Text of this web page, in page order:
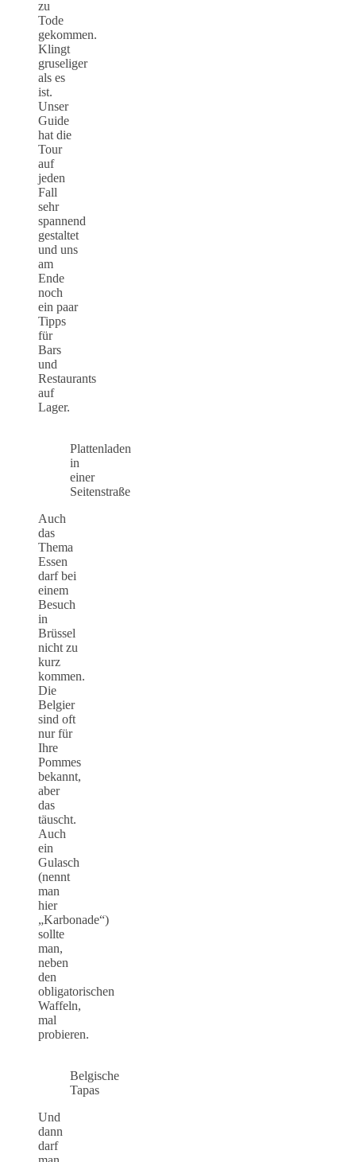
zu
Tode
gekommen.
Klingt
gruseliger
als es
ist.
Unser
Guide
hat die
Tour
auf
jeden
Fall
sehr
spannend
gestaltet
und uns
am
Ende
noch
ein paar
Tipps
für
Bars
und
Restaurants
auf
Lager.
Plattenladen
in
einer
Seitenstraße
Auch
das
Thema
Essen
darf bei
einem
Besuch
in
Brüssel
nicht zu
kurz
kommen.
Die
Belgier
sind oft
nur für
Ihre
Pommes
bekannt,
aber
das
täuscht.
Auch
ein
Gulasch
(nennt
man
hier
„Karbonade“)
sollte
man,
neben
den
obligatorischen
Waffeln,
mal
probieren.
Belgische
Tapas
Und
dann
darf